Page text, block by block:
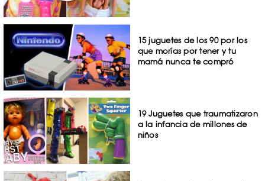
15 juguetes de los 90 por los
que morías por tener y tu
mamá nunca te compró
19 Juguetes que traumatizaron
a la infancia de millones de
niños